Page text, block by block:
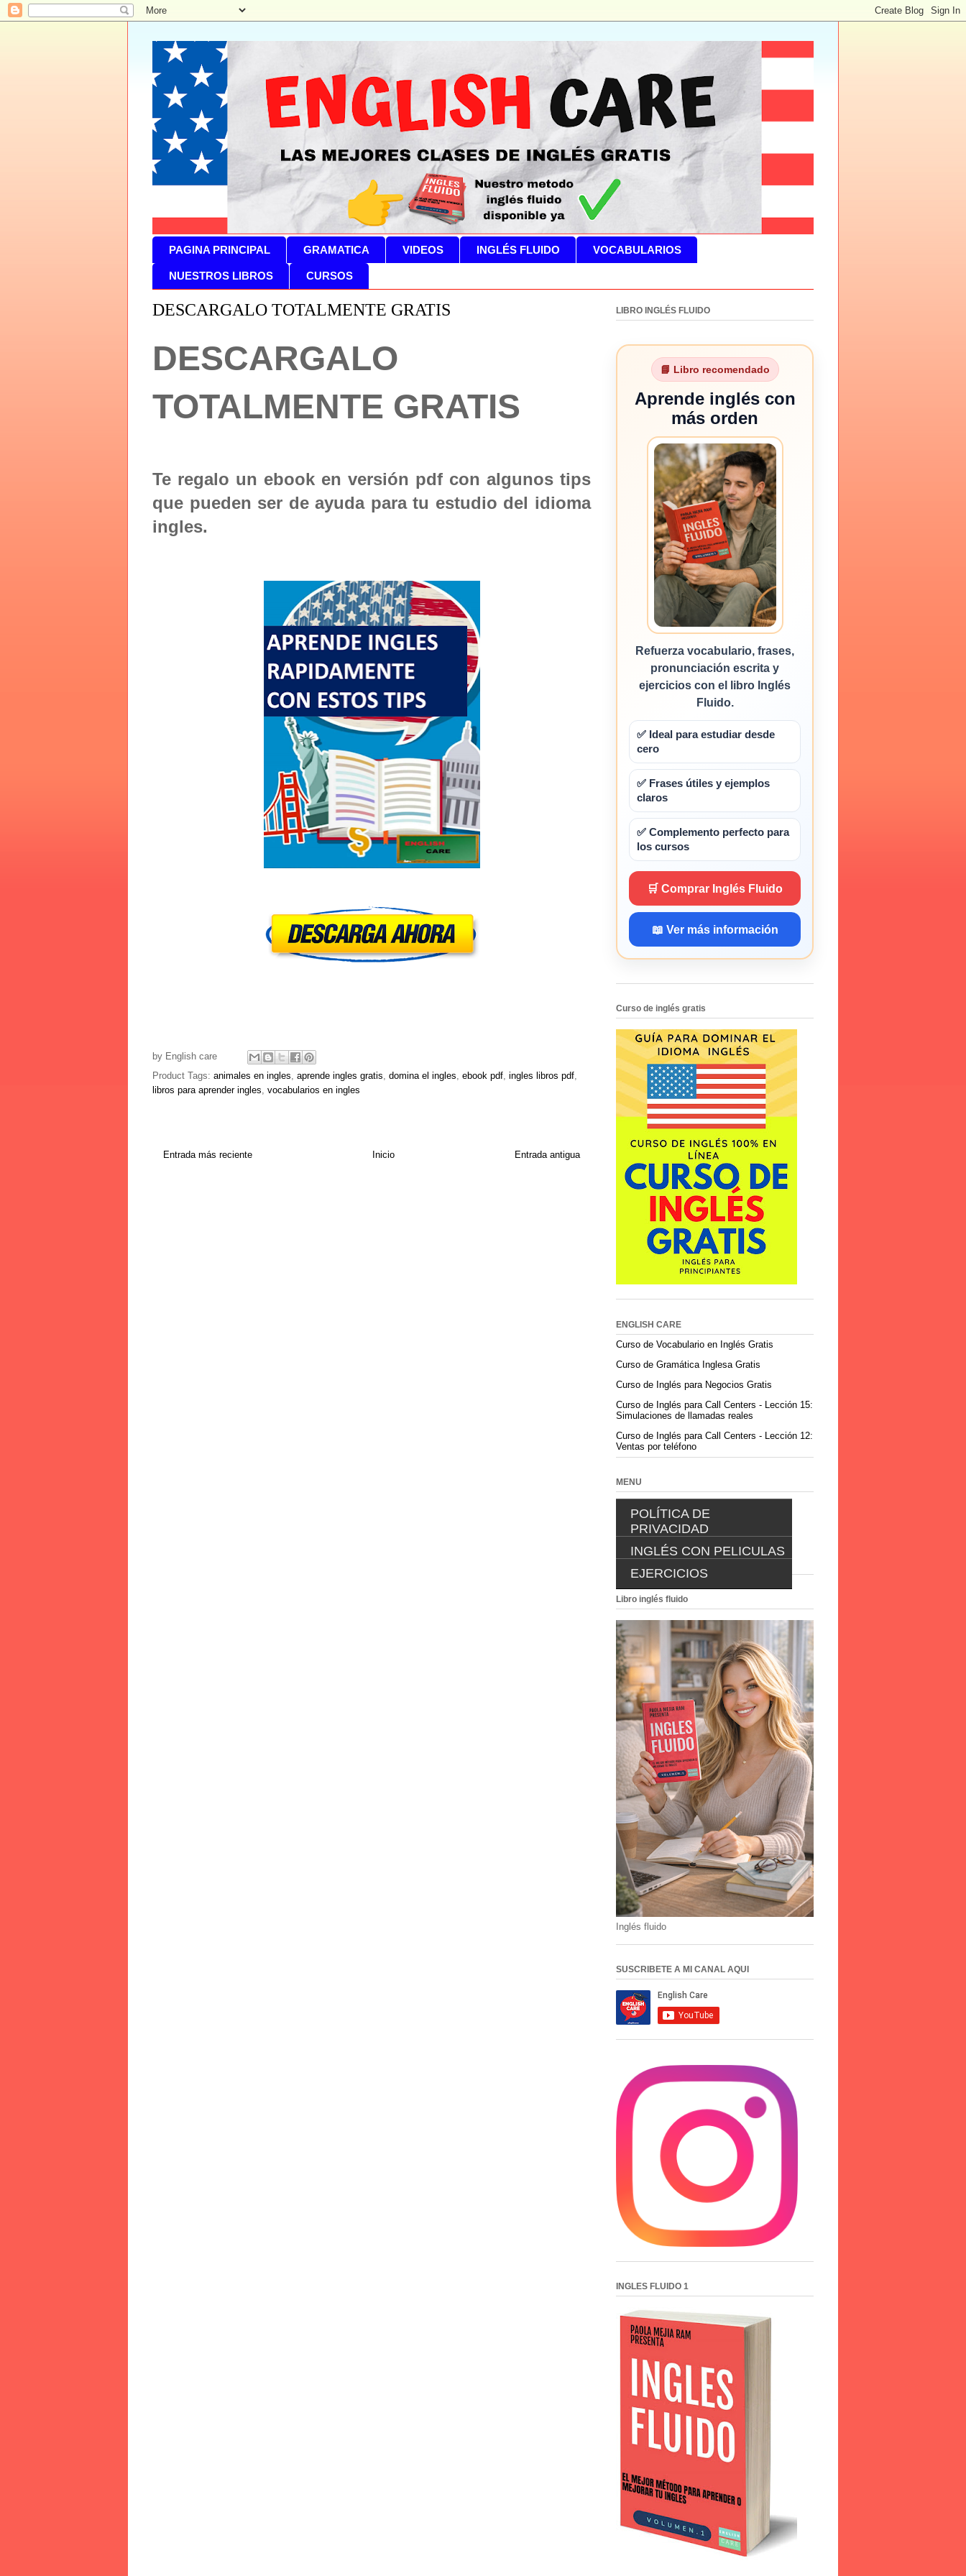
PAGINA PRINCIPAL GRAMATICA VIDEOS INGLÉS FLUIDO VOCABULARIOS
NUESTROS LIBROS CURSOS
DESCARGALO TOTALMENTE GRATIS
DESCARGALO
TOTALMENTE GRATIS
Te regalo un ebook en versión pdf con algunos tips
que pueden ser de ayuda para tu estudio del idioma
ingles.
by English care
Product Tags: animales en ingles aprende ingles gratis domina el ingles ebook pdf ingles libros pdf
libros para aprender ingles vocabularios en ingles
Entrada más reciente Entrada antigua
Inicio
LIBRO INGLÉS FLUIDO
📘 Libro recomendado
Aprende inglés con
más orden
Refuerza vocabulario, frases,
pronunciación escrita y
ejercicios con el libro Inglés
Fluido.
✅ Ideal para estudiar desde
cero
✅ Frases útiles y ejemplos
claros
✅ Complemento perfecto para
los cursos
🛒 Comprar Inglés Fluido
📖 Ver más información
Curso de inglés gratis
ENGLISH CARE
Curso de Vocabulario en Inglés Gratis
Curso de Gramática Inglesa Gratis
Curso de Inglés para Negocios Gratis
Curso de Inglés para Call Centers - Lección 15:
Simulaciones de llamadas reales
Curso de Inglés para Call Centers - Lección 12:
Ventas por teléfono
MENU
POLÍTICA DE
PRIVACIDAD
POLÍTICA DE
PRIVACIDAD
INGLÉS CON PELICULAS
INGLES CON PELICULAS
EJERCICIOS
EJERCICIOS
Libro inglés fluido
Inglés fluido
SUSCRIBETE A MI CANAL AQUI
INGLES FLUIDO 1